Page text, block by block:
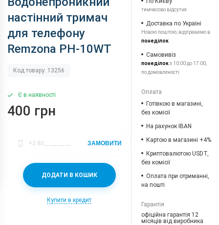
настінний тримач
для телефону
Remzona PH-10WT
Код товару: 13256
Є в наявності
400 грн
ДОДАТИ В КОШИК
Купити в кредит
ЗАМОВИТИ
тимчасово відсутня
Доставка по Україні
Новою поштою, відправимо в
понеділок
Самовивіз
понеділокз 10:00 до 17:00,
по домовленості
Оплата
Готівкою в магазині,
без комісії
На рахунок IBAN
Картою в магазині +4%
Криптовалютою USDT,
без комісії
Оплата при отриманні,
на пошті
Гарантія
офіційна гарантія 12
місяців від виробника